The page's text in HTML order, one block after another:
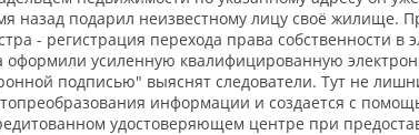
назад подарил неизвестному лицу своё жилище.
- регистрация перехода права собственности в
усиленную квалифицированную
подписью" выяснят следователи. Тут не
информации и создается с
удостоверяющем центре при